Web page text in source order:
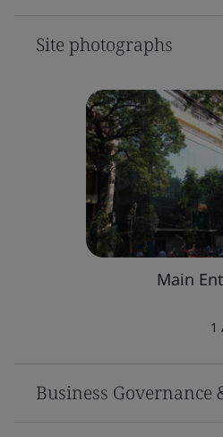
Site photographs
Main
1
Business Governance